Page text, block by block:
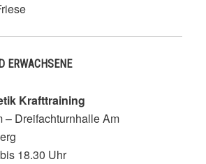
ERWACHSENE
Krafttraining
– Dreifachturnhalle Am
18.30 Uhr